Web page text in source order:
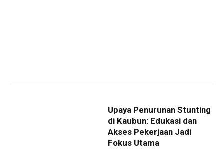
Upaya Penurunan Stunting
di Kaubun: Edukasi dan
Akses Pekerjaan Jadi
Fokus Utama